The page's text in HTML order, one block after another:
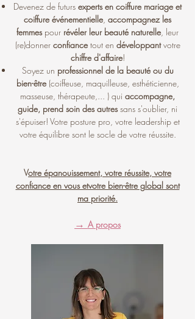
Devenez de futurs experts en coiffure mariage et
coiffure événementielle, accompagnez les
femmespour révéler leur beauté naturelle, leur
(re)donner confiancetout en développantvotre
chiffre d'affaire!
Soyez un professionnel de la beauté ou du
bien-être(coiffeuse, maquilleuse, esthéticienne,
masseuse, thérapeute,... ) qui accompagne,
guide, prend soin des autressans s'oublier, ni
s'épuiser! Votre posture pro, votre leadership et
votre équilibre sont le socle de votre réussite.
​​Votre épanouissement, votre réussite, votre
confiance en vous etvotre bien-être global sont
ma priorité.
→ A propos